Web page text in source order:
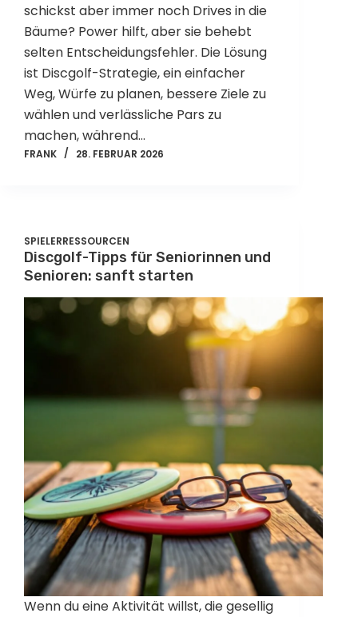
schickst aber immer noch Drives in die
Bäume? Power hilft, aber sie behebt
selten Entscheidungsfehler. Die Lösung
ist Discgolf-Strategie, ein einfacher
Weg, Würfe zu planen, bessere Ziele zu
wählen und verlässliche Pars zu
machen, während…
FRANK 28. FEBRUAR 2026
SPIELERRESSOURCEN
Discgolf-Tipps für Seniorinnen und
Senioren: sanft starten
Wenn du eine Aktivität willst, die gesellig